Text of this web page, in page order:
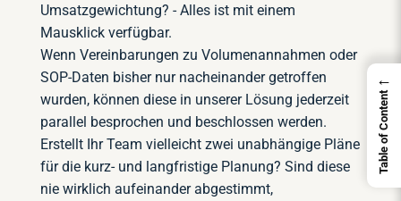
Umsatzgewichtung? - Alles ist mit einem
Mausklick verfügbar.
Wenn Vereinbarungen zu Volumenannahmen oder
SOP-Daten bisher nur nacheinander getroffen
wurden, können diese in unserer Lösung jederzeit
parallel besprochen und beschlossen werden.
Erstellt Ihr Team vielleicht zwei unabhängige Pläne
für die kurz- und langfristige Planung? Sind diese
nie wirklich aufeinander abgestimmt,
←
Table of Content